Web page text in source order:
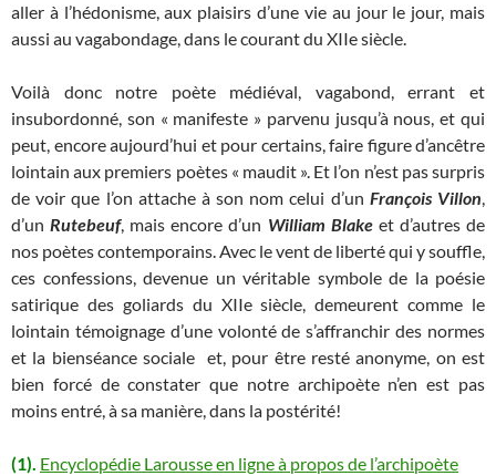
aller à l’hédonisme, aux plaisirs d’une vie au jour le jour, mais
aussi au vagabondage, dans le courant du XIIe siècle.
Voilà donc notre poète médiéval, vagabond, errant et
insubordonné, son « manifeste » parvenu jusqu’à nous, et qui
peut, encore aujourd’hui et pour certains, faire figure d’ancêtre
lointain aux premiers poètes « maudit ». Et l’on n’est pas surpris
de voir que l’on attache à son nom celui d’un François Villon,
d’unRutebeuf, mais encore d’un William Blakeet d’autres de
nos poètes contemporains. Avec le vent de liberté qui y souffle,
ces confessions, devenue un véritable symbole de la poésie
satirique des goliards du XIIe siècle, demeurent comme le
lointain témoignage d’une volonté de s’affranchir des normes
et la bienséance sociale et, pour être resté anonyme, on est
bien forcé de constater que notre archipoète n’en est pas
moins entré, à sa manière, dans la postérité!
(1). Encyclopédie Larousse en ligne à propos de l’archipoète